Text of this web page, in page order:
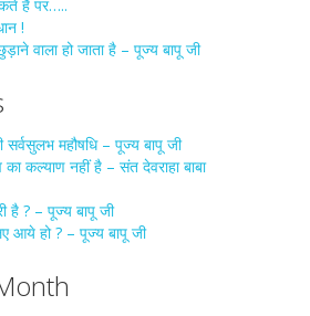
हैं पर…..
!
वाला हो जाता है – पूज्य बापू जी
सर्वसुलभ महौषधि – पूज्य बापू जी
कल्याण नहीं है – संत देवराहा बाबा
है ? – पूज्य बापू जी
आये हो ? – पूज्य बापू जी